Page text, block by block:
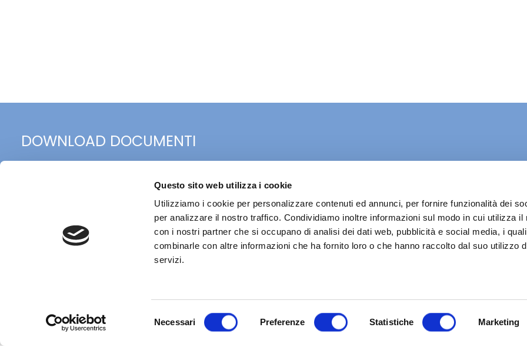
Questo sito web utilizza i cookie
Utilizziamo i cookie per personalizzare contenuti ed annunci, per fornire funzionalità dei
per analizzare il nostro traffico. Condividiamo inoltre informazioni sul modo in cui utilizza il
con i nostri partner che si occupano di analisi dei dati web, pubblicità e social media, i
combinarle con altre informazioni che ha fornito loro o che hanno raccolto dal suo utilizzo
servizi.
Necessari Preferenze Statistiche Marketing
DOWNLOAD DOCUMENTI
Agenda - Interview with Butch Bacani
Nata nel marzo 2004, Nedcommunity è
l'associazione italiana degli amministratori